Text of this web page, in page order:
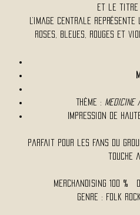
et le titre
L’image centrale
roses, bleues, rouges et
Thème : Medicine
Impression de
Parfait pour les fans du
touche
Merchandising 100 %
Genre : Folk